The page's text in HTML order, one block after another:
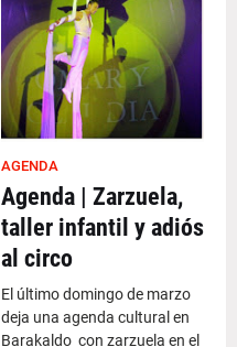
AGENDA
Agenda | Zarzuela,
taller infantil y adiós
al circo
El último domingo de marzo
deja una agenda cultural en
Barakaldo con zarzuela en el